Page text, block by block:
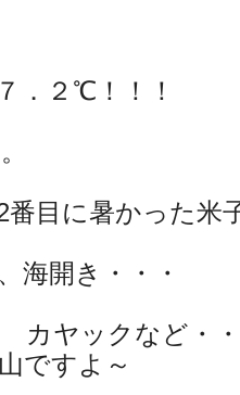
．２℃！！！
番目に暑かった米
海開き・・・
カヤックなど・・
ですよ～